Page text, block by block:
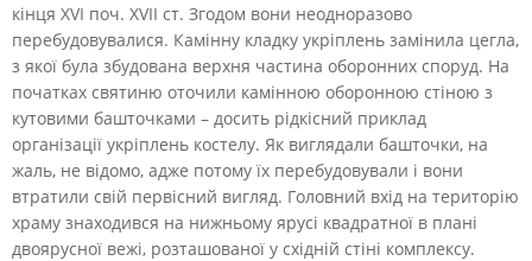
кінця ХVІ поч. ХVІІ ст. Згодом вони неодноразово
перебудовувалися. Камінну кладку укріплень замінила цегла,
з якої була збудована верхня частина оборонних споруд. На
початках святиню оточили камінною оборонною стіною з
кутовими башточками – досить рідкісний приклад
організації укріплень костелу. Як виглядали башточки, на
жаль, не відомо, адже потому їх перебудовували і вони
втратили свій первісний вигляд. Головний вхід на територію
храму знаходився на нижньому ярусі квадратної в плані
двоярусної вежі, розташованої у східній стіні комплексу.